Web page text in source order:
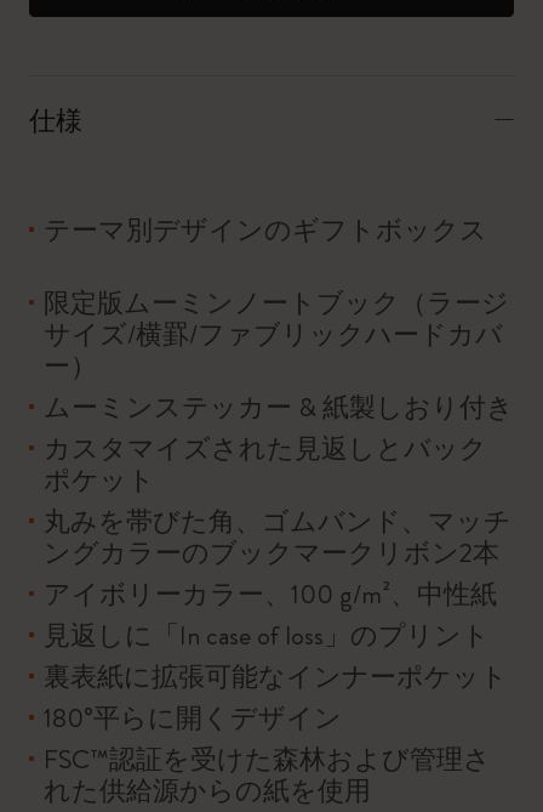
仕様
テーマ別デザインのギフトボックス
限定版ムーミンノートブック（ラージ
サイズ/横罫/ファブリックハードカバ
ー）
ムーミンステッカー & 紙製しおり付き
カスタマイズされた見返しとバック
ポケット
丸みを帯びた角、ゴムバンド、マッチ
ングカラーのブックマークリボン2本
アイボリーカラー、100 g/m²、中性紙
見返しに「In case of loss」のプリント
裏表紙に拡張可能なインナーポケット
180°平らに開くデザイン
FSC™認証を受けた森林および管理さ
れた供給源からの紙を使用